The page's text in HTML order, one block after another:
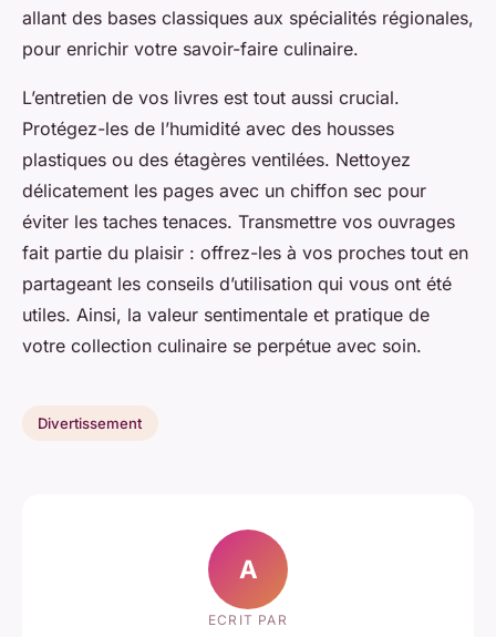
allant des bases classiques aux spécialités régionales,
pour enrichir votre savoir-faire culinaire.
L’entretien de vos livres est tout aussi crucial.
Protégez-les de l’humidité avec des housses
plastiques ou des étagères ventilées. Nettoyez
délicatement les pages avec un chiffon sec pour
éviter les taches tenaces. Transmettre vos ouvrages
fait partie du plaisir : offrez-les à vos proches tout en
partageant les conseils d’utilisation qui vous ont été
utiles. Ainsi, la valeur sentimentale et pratique de
votre collection culinaire se perpétue avec soin.
Divertissement
A
ECRIT PAR